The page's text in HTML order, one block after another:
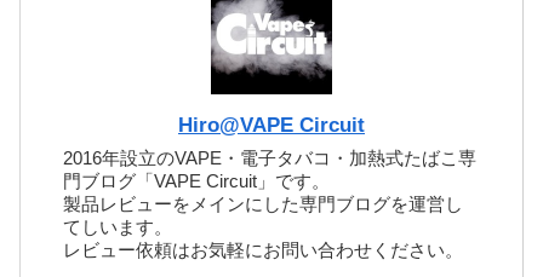
Hiro@VAPE Circuit
2016年設立のVAPE・電子タバコ・加熱式たばこ専
門ブログ「VAPE Circuit」です。
製品レビューをメインにした専門ブログを運営し
てしいます。
レビュー依頼はお気軽にお問い合わせください。